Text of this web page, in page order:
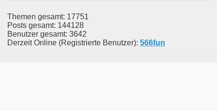
Themen gesamt: 17751
Posts gesamt: 144128
Benutzer gesamt: 3642
Derzeit Online (Registrierte Benutzer): 566fun